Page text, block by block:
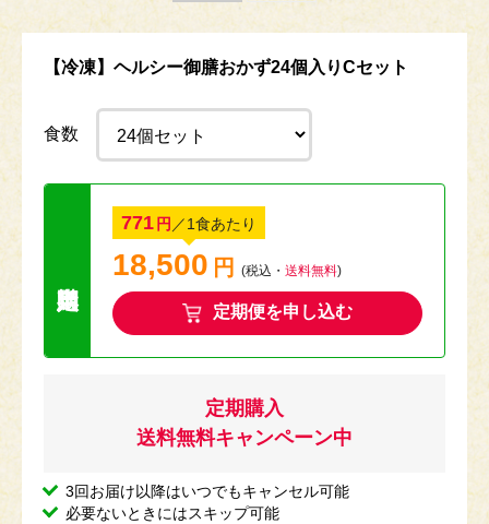
【冷凍】ヘルシー御膳おかず24個入りCセット
食数
送料無料キャ
771 円 ／1食あたり
18,500 円 (税込・送料無料)
定期便を申し込む
定期購入
送料無料キャンペーン中
3回お届け以降はいつでもキャンセル可能
必要ないときにはスキップ可能